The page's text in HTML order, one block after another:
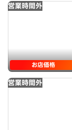
営業時間外
お店価格
営業時間外